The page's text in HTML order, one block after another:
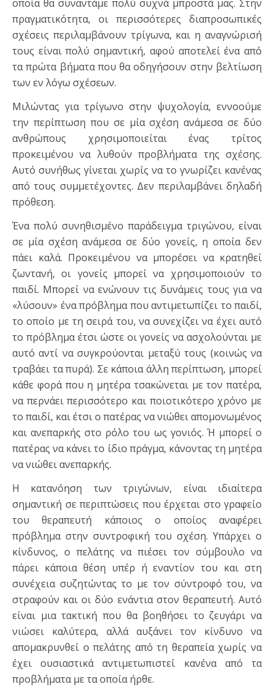
οποία θα συναντάμε πολύ συχνά μπροστά μας. Στην
πραγματικότητα, οι περισσότερες διαπροσωπικές
σχέσεις περιλαμβάνουν τρίγωνα, και η αναγνώρισή
τους είναι πολύ σημαντική, αφού αποτελεί ένα από
τα πρώτα βήματα που θα οδηγήσουν στην βελτίωση
των εν λόγω σχέσεων.
Μιλώντας για τρίγωνο στην ψυχολογία, εννοούμε
την περίπτωση που σε μία σχέση ανάμεσα σε δύο
ανθρώπους χρησιμοποιείται ένας τρίτος
προκειμένου να λυθούν προβλήματα της σχέσης.
Αυτό συνήθως γίνεται χωρίς να το γνωρίζει κανένας
από τους συμμετέχοντες. Δεν περιλαμβάνει δηλαδή
πρόθεση.
Ένα πολύ συνηθισμένο παράδειγμα τριγώνου, είναι
σε μία σχέση ανάμεσα σε δύο γονείς, η οποία δεν
πάει καλά. Προκειμένου να μπορέσει να κρατηθεί
ζωντανή, οι γονείς μπορεί να χρησιμοποιούν το
παιδί. Μπορεί να ενώνουν τις δυνάμεις τους για να
«λύσουν» ένα πρόβλημα που αντιμετωπίζει το παιδί,
το οποίο με τη σειρά του, να συνεχίζει να έχει αυτό
το πρόβλημα έτσι ώστε οι γονείς να ασχολούνται με
αυτό αντί να συγκρούονται μεταξύ τους (κοινώς να
τραβάει τα πυρά). Σε κάποια άλλη περίπτωση, μπορεί
κάθε φορά που η μητέρα τσακώνεται με τον πατέρα,
να περνάει περισσότερο και ποιοτικότερο χρόνο με
το παιδί, και έτσι ο πατέρας να νιώθει απομονωμένος
και ανεπαρκής στο ρόλο του ως γονιός. Ή μπορεί ο
πατέρας να κάνει το ίδιο πράγμα, κάνοντας τη μητέρα
να νιώθει ανεπαρκής.
Η κατανόηση των τριγώνων, είναι ιδιαίτερα
σημαντική σε περιπτώσεις που έρχεται στο γραφείο
του θεραπευτή κάποιος ο οποίος αναφέρει
πρόβλημα στην συντροφική του σχέση. Υπάρχει ο
κίνδυνος, ο πελάτης να πιέσει τον σύμβουλο να
πάρει κάποια θέση υπέρ ή εναντίον του και στη
συνέχεια συζητώντας το με τον σύντροφό του, να
στραφούν και οι δύο ενάντια στον θεραπευτή. Αυτό
είναι μια τακτική που θα βοηθήσει το ζευγάρι να
νιώσει καλύτερα, αλλά αυξάνει τον κίνδυνο να
απομακρυνθεί ο πελάτης από τη θεραπεία χωρίς να
έχει ουσιαστικά αντιμετωπιστεί κανένα από τα
προβλήματα με τα οποία ήρθε.